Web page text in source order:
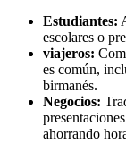
Estudiantes:
escolares o
viajeros:
es común,
birmanés.
Negocios:
ahorrando